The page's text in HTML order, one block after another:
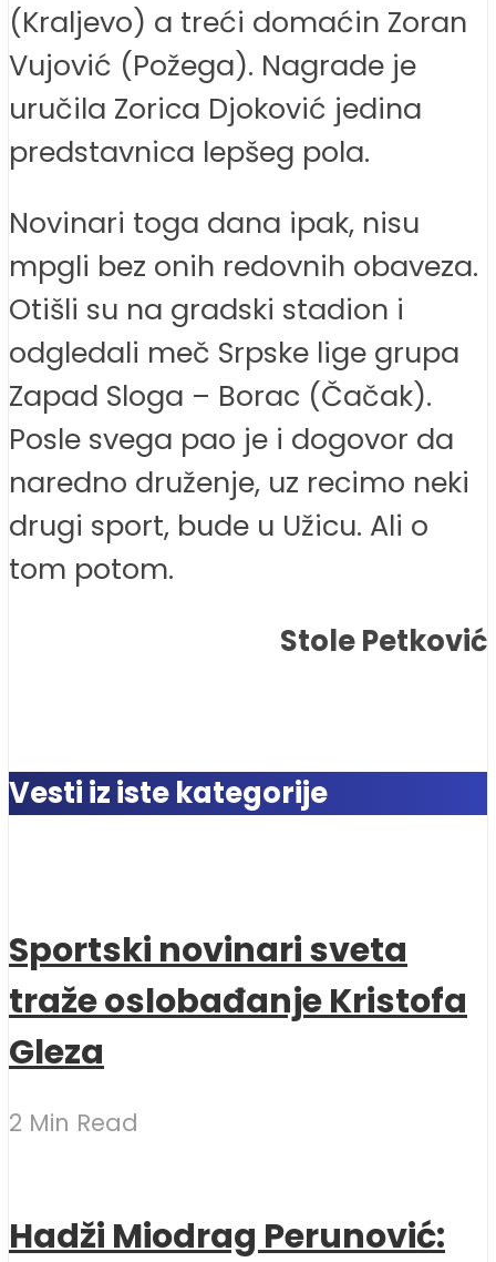
(Kraljevo) a treći domaćin Zoran
Vujović (Požega). Nagrade je
uručila Zorica Djoković jedina
predstavnica lepšeg pola.
Novinari toga dana ipak, nisu
mpgli bez onih redovnih obaveza.
Otišli su na gradski stadion i
odgledali meč Srpske lige grupa
Zapad Sloga – Borac (Čačak).
Posle svega pao je i dogovor da
naredno druženje, uz recimo neki
drugi sport, bude u Užicu. Ali o
tom potom.
Stole Petković
Vesti iz iste kategorije
Sportski novinari sveta
traže oslobađanje Kristofa
Gleza
2 Min Read
Hadži Miodrag Perunović: